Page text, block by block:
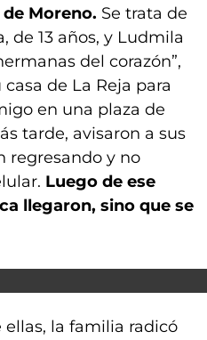
Moreno. Se trata de
de 13 años, y Ludmila
del corazón”,
de La Reja para
en una plaza de
tarde, avisaron a sus
regresando y no
Luego de ese
llegaron, sino que se
la familia radicó